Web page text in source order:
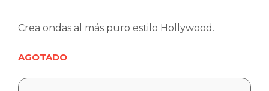
Crea ondas al más puro estilo Hollywood.
AGOTADO